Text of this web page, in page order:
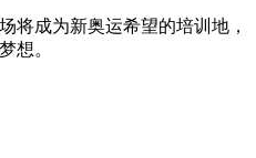
将成为新奥运希望的培训地，
想。